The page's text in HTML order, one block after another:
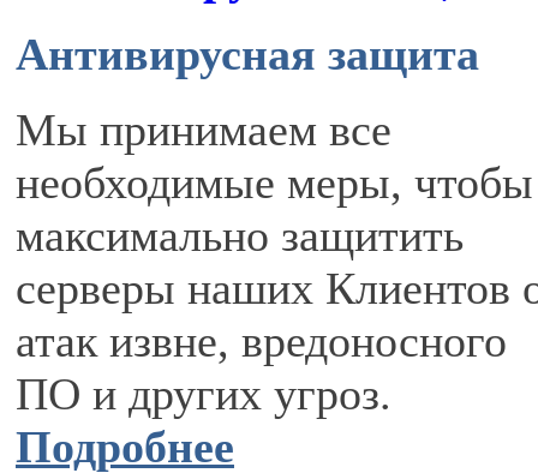
Антивирусная защита
Мы принимаем все
необходимые меры, чтобы
максимально защитить
серверы наших Клиентов
атак извне, вредоносного
ПО и других угроз.
Подробнее